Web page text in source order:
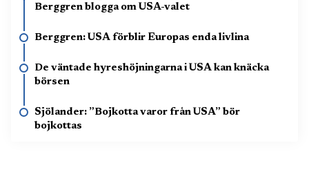
Berggren blogga om USA-valet
Berggren: USA förblir Europas enda livlina
De väntade hyreshöjningarna i USA kan knäcka
börsen
Sjölander: ”Bojkotta varor från USA” bör
bojkottas